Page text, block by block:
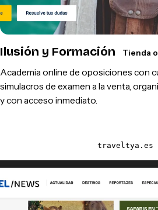
Ilusión y Formación Tienda
Academia online de oposiciones con
simulacros de examen a la venta,
y con acceso inmediato.
traveltya.es